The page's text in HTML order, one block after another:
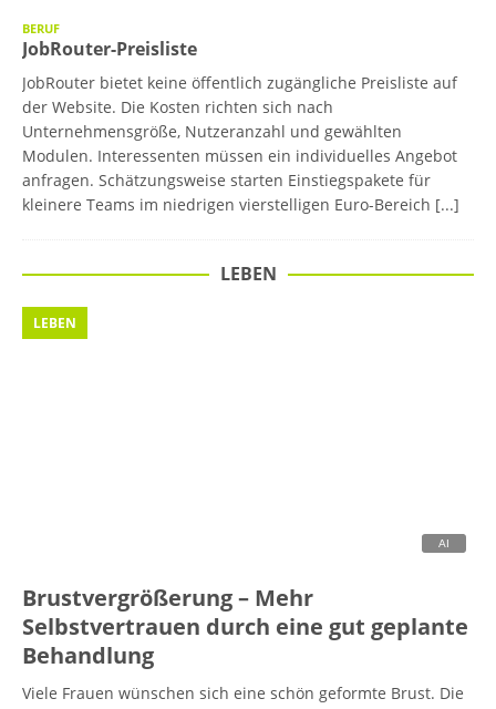
BERUF
JobRouter-Preisliste
JobRouter bietet keine öffentlich zugängliche Preisliste auf
der Website. Die Kosten richten sich nach
Unternehmensgröße, Nutzeranzahl und gewählten
Modulen. Interessenten müssen ein individuelles Angebot
anfragen. Schätzungsweise starten Einstiegspakete für
kleinere Teams im niedrigen vierstelligen Euro-Bereich [...]
LEBEN
Brustvergrößerung – Mehr
Selbstvertrauen durch eine gut geplante
Behandlung
LEBEN
Viele Frauen wünschen sich eine schön geformte Brust. Die